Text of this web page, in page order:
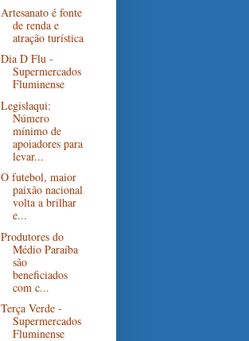
Artesanato é fonte
de renda e
atração turística
Dia D Flu -
Supermercados
Fluminense
Legislaqui:
Número
mínimo de
apoiadores para
levar...
O futebol, maior
paixão nacional
volta a brilhar
e...
Produtores do
Médio Paraíba
são
beneficiados
com c...
Terça Verde -
Supermercados
Fluminense